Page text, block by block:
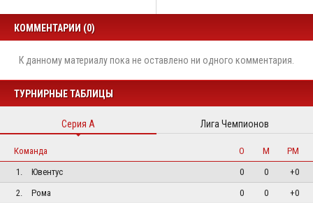
КОММЕНТАРИИ (0)
К данному материалу пока не оставлено ни одного комментария.
ТУРНИРНЫЕ ТАБЛИЦЫ
Серия А Лига Чемпионов
Команда О М
РМ
1.
Ювентус 0 0
+0
2.
Рома 0 0
+0